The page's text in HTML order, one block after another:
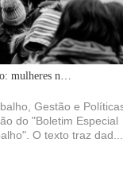
mulheres n…
Gestão e
do "Boletim Especial
O texto traz dad...